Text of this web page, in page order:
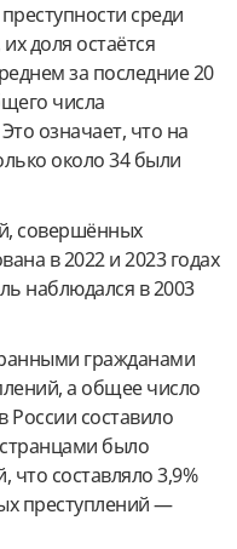
среди
доля остаётся
за последние 20
числа
означает, что на
около 34 были
совершённых
в 2022 и 2023 годах
наблюдался в 2003
гражданами
а общее число
России составило
было
что составляло 3,9%
преступлений —